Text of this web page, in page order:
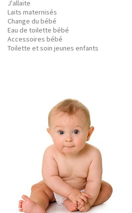
J'allaite
Laits maternisés
Change du bébé
Eau de toilette bébé
Accessoires bébé
Toilette et soin jeunes enfants